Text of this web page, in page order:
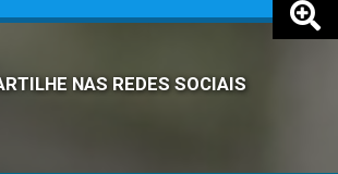
NAS REDES SOCIAIS